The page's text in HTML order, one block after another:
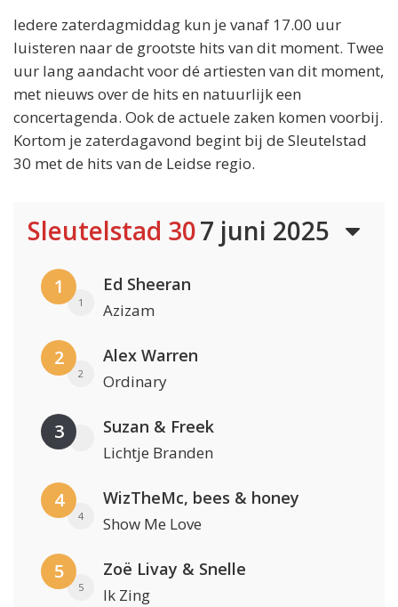
Iedere zaterdagmiddag kun je vanaf 17.00 uur
luisteren naar de grootste hits van dit moment. Twee
uur lang aandacht voor dé artiesten van dit moment,
met nieuws over de hits en natuurlijk een
concertagenda. Ook de actuele zaken komen voorbij.
Kortom je zaterdagavond begint bij de Sleutelstad
30 met de hits van de Leidse regio.
Sleutelstad 307 juni 2025
1
1
Ed Sheeran
Azizam
2
2
Alex Warren
Ordinary
3 Suzan & Freek
Lichtje Branden
4
4
WizTheMc, bees & honey
Show Me Love
5
5
Zoë Livay & Snelle
Ik Zing